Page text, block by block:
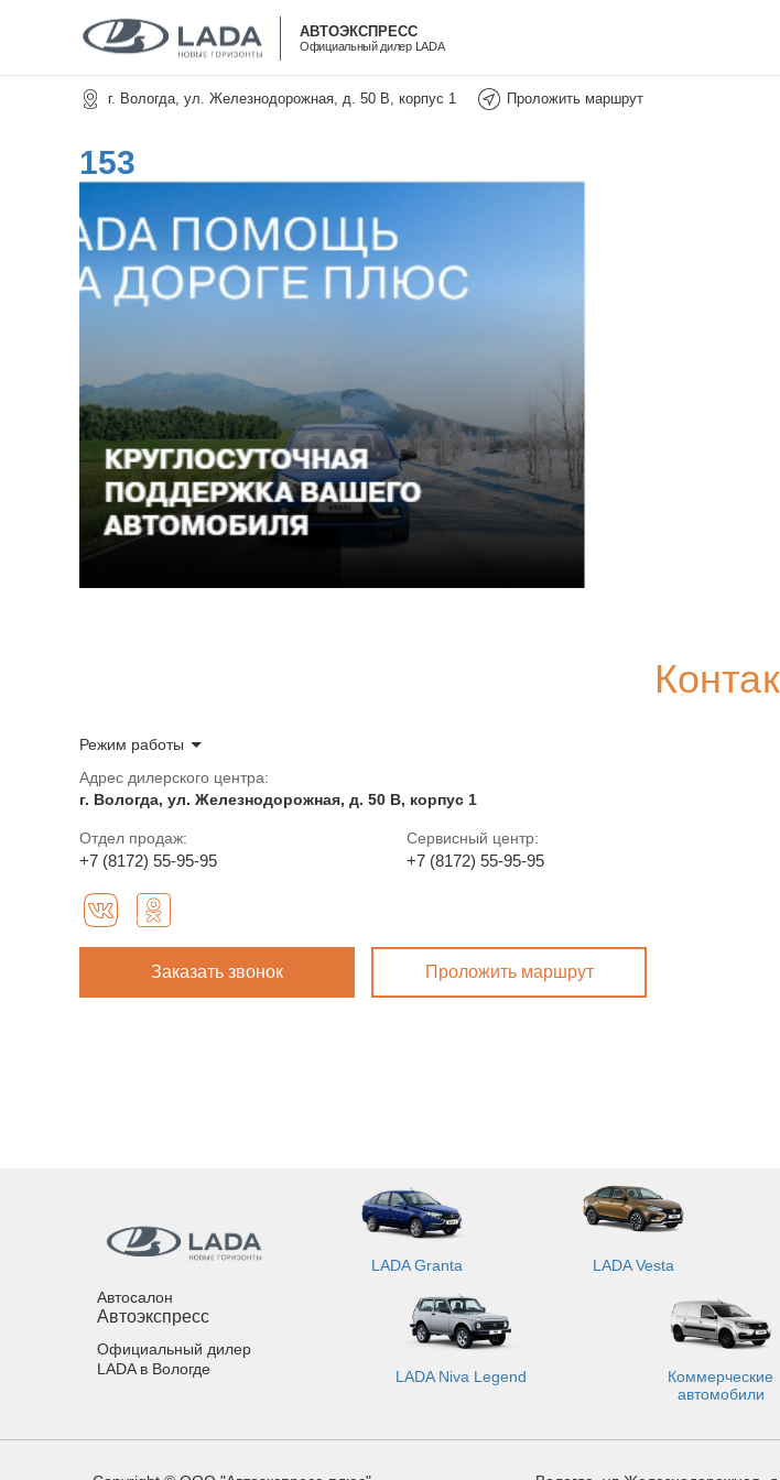
АВТОЭКСПРЕСС
Официальный дилер LADA
г. Вологда, ул. Железнодорожная, д. 50 В, корпус 1 Проложить маршрут
153
Режим работы
Адрес дилерского центра:
г. Вологда, ул. Железнодорожная, д. 50 В, корпус 1
Отдел продаж:
+7 (8172) 55-95-95
Сервисный центр:
+7 (8172) 55-95-95
Заказать звонок Проложить маршрут
Автосалон
Автоэкспресс
Официальный дилер
LADA в Вологде
LADA Granta LADA Vesta
LADA Niva Legend
Коммерческие
автомобили